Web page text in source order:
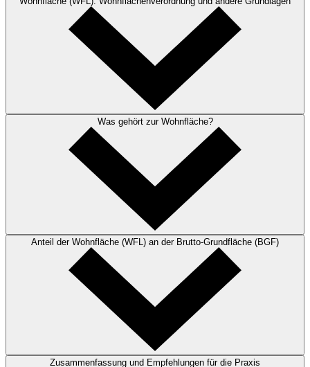
Was gehört zur Wohnfläche?
Anteil der Wohnfläche (WFL) an der Brutto-Grundfläche (BGF)
Zusammenfassung und Empfehlungen für die Praxis